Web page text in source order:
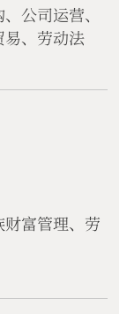
公司运营、
、劳动法
富管理、劳